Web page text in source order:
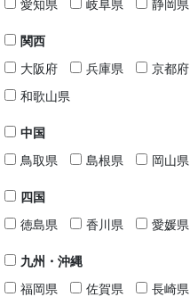
愛知県 岐阜県 静岡県
関西
大阪府
兵庫県 京都府
和歌山県
中国
鳥取県
島根県 岡山県
四国
徳島県
香川県 愛媛県
九州・沖縄
福岡県
佐賀県 長崎県